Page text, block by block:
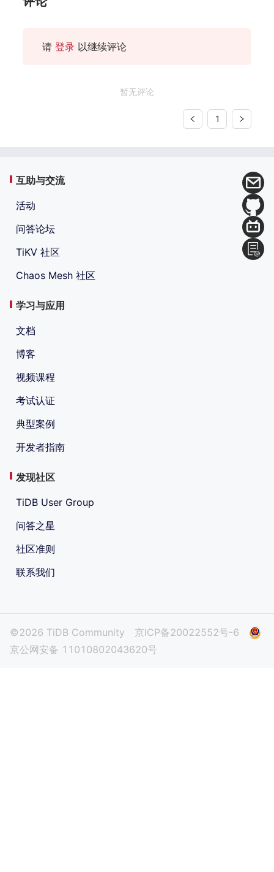
请 登录 以继续评论
暂无评论
1
互助与交流
活动
问答论坛
TiKV 社区
Chaos Mesh 社区
学习与应用
文档
博客
视频课程
考试认证
典型案例
开发者指南
发现社区
TiDB User Group
问答之星
社区准则
联系我们
©2026 TiDB Community
京ICP备20022552号-6
京公网安备 11010802043620号